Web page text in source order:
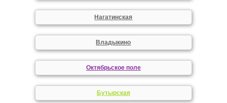
Нагатинская
Владыкино
Октябрьское поле
Бутырская